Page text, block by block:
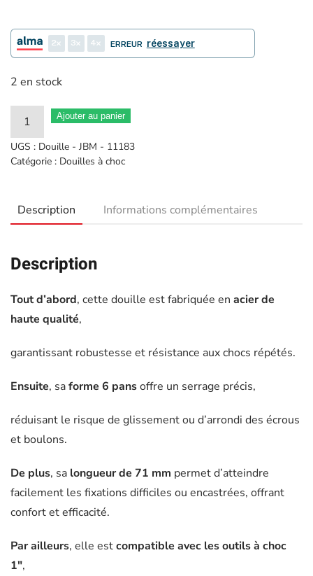
2 3 4 ERREUR réessayer
2 en stock
quantité
de
Douille
pans
-
JBM
-
Ajouter au panier
UGS : Douille - JBM - 11183
Catégorie : Douilles à choc
Description Informations complémentaires
Description
Tout d’abord, cette douille est fabriquée en acier de
haute qualité,
garantissant robustesse et résistance aux chocs répétés.
Ensuite, saforme 6 pansoffre un serrage précis,
réduisant le risque de glissement ou d’arrondi des écrous
et boulons.
De plus, sa longueur de 71 mm permet d’atteindre
facilement les fixations difficiles ou encastrées, offrant
confort et efficacité.
Par ailleurs, elle estcompatible avec les outils à choc
1″,